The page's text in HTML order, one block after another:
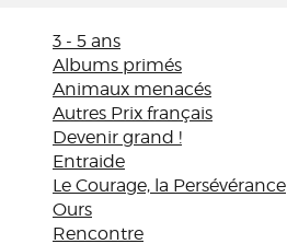
3 - 5 ans
Albums primés
Animaux menacés
Autres Prix français
Devenir grand !
Entraide
Le Courage, la Persévérance
Ours
Rencontre